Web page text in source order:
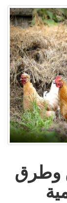
وطرق